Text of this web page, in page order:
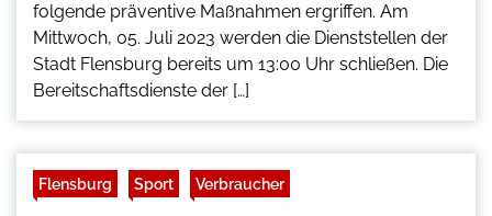
folgende präventive Maßnahmen ergriffen. Am
Mittwoch, 05. Juli 2023 werden die Dienststellen der
Stadt Flensburg bereits um 13:00 Uhr schließen. Die
Bereitschaftsdienste der […]
Flensburg Sport Verbraucher